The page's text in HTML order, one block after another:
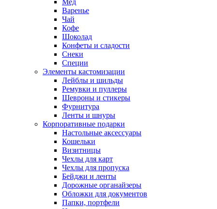
Мед
Варенье
Чай
Кофе
Шоколад
Конфеты и сладости
Снеки
Специи
Элементы кастомизации
Лейблы и шильды
Ремувки и пуллеры
Шевроны и стикеры
Фурнитура
Ленты и шнуры
Корпоративные подарки
Настольные аксессуары
Кошельки
Визитницы
Чехлы для карт
Чехлы для пропуска
Бейджи и ленты
Дорожные органайзеры
Обложки для документов
Папки, портфели